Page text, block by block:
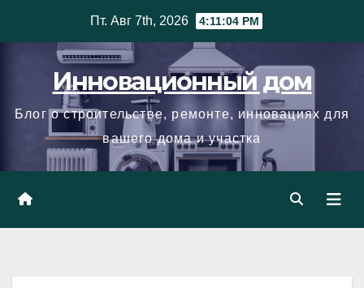
Пт. Авг 7th, 2026 4:11:05 PM
Инновационный дом
Блог о строительстве, ремонте, инновациях для
вашего дома и участка